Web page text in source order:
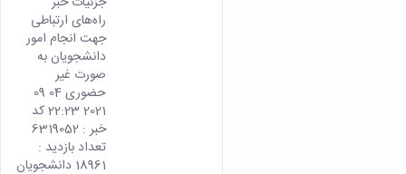
راه‌های ارتباطی
جهت انجام امور
دانشجویان به
صورت غیر
حضوری 04 09
2021 22:23 کد
خبر : 6319052
تعداد بازدید :
18961 دانشجویان